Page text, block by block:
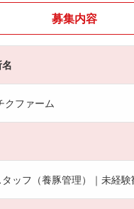
募集内容
クファーム
ッフ（養豚管理）｜未経験